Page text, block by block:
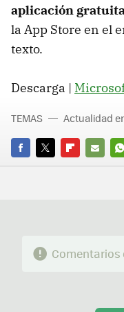
aplicación
la App Store en el
texto.
Descarga |
FACEBOOK
TWITTERFLIPBOARD
E-
TEMAS Actualidad
Comentarios